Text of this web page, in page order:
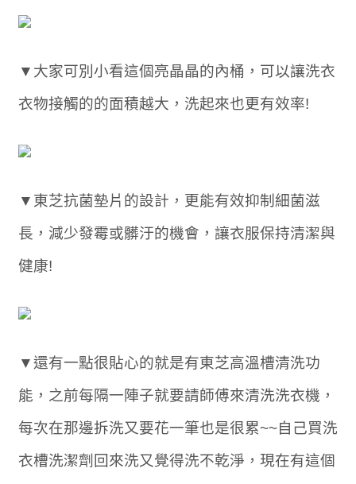
▼大家可別小看這個亮晶晶的內桶，可以讓洗衣
衣物接觸的的面積越大，洗起來也更有效率!
▼東芝抗菌墊片的設計，更能有效抑制細菌滋
長，減少發霉或髒汙的機會，讓衣服保持清潔與
健康!
▼還有一點很貼心的就是有東芝高溫槽清洗功
能，之前每隔一陣子就要請師傅來清洗洗衣機，
每次在那邊拆洗又要花一筆也是很累~~自己買洗
衣槽洗潔劑回來洗又覺得洗不乾淨，現在有這個